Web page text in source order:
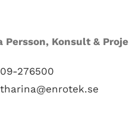
Persson, Konsult &
276500